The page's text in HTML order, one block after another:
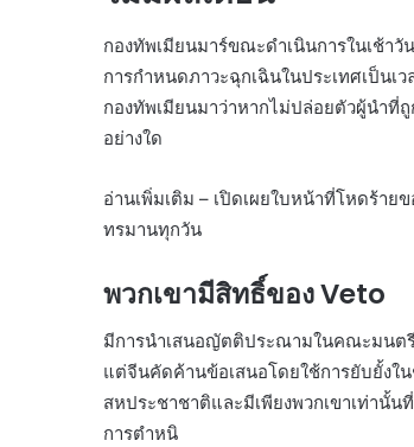
กองทัพเมียนมาร์ขณะดำเนินการในเช้า
การกำหนดภาวะฉุกเฉินในประเทศเป็นเ
กองทัพเมียนมาว่าหากไม่ปล่อยตัวผู้นำที่
อย่างใด
อ่านเพิ่มเติม – เปิดเผยใบหน้าที่โหดร้า
ทรมานทุกวัน
พวกเขามีสิทธิ์ของ Veto
มีการนำเสนอญัตติประณามในคณะมนต
แต่จีนคัดค้านข้อเสนอโดยใช้การยับยั้ง
สหประชาชาติและมีเพียงพวกเขาเท่านั้
การตำหนิ